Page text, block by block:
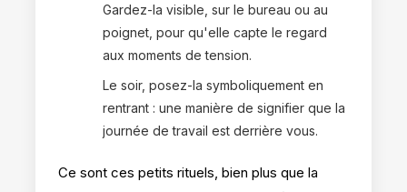
Gardez-la visible, sur le bureau ou au
poignet, pour qu'elle capte le regard
aux moments de tension.
Le soir, posez-la symboliquement en
rentrant : une manière de signifier que la
journée de travail est derrière vous.
Ce sont ces petits rituels, bien plus que la